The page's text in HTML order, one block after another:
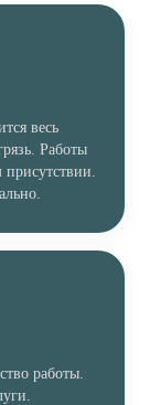
весь
Работы
работы.